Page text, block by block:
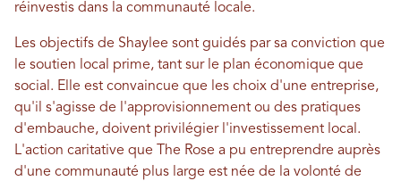
réinvestis dans la communauté locale.
Les objectifs de Shaylee sont guidés par sa conviction que
le soutien local prime, tant sur le plan économique que
social. Elle est convaincue que les choix d'une entreprise,
qu'il s'agisse de l'approvisionnement ou des pratiques
d'embauche, doivent privilégier l'investissement local.
L'action caritative que The Rose a pu entreprendre auprès
d'une communauté plus large est née de la volonté de